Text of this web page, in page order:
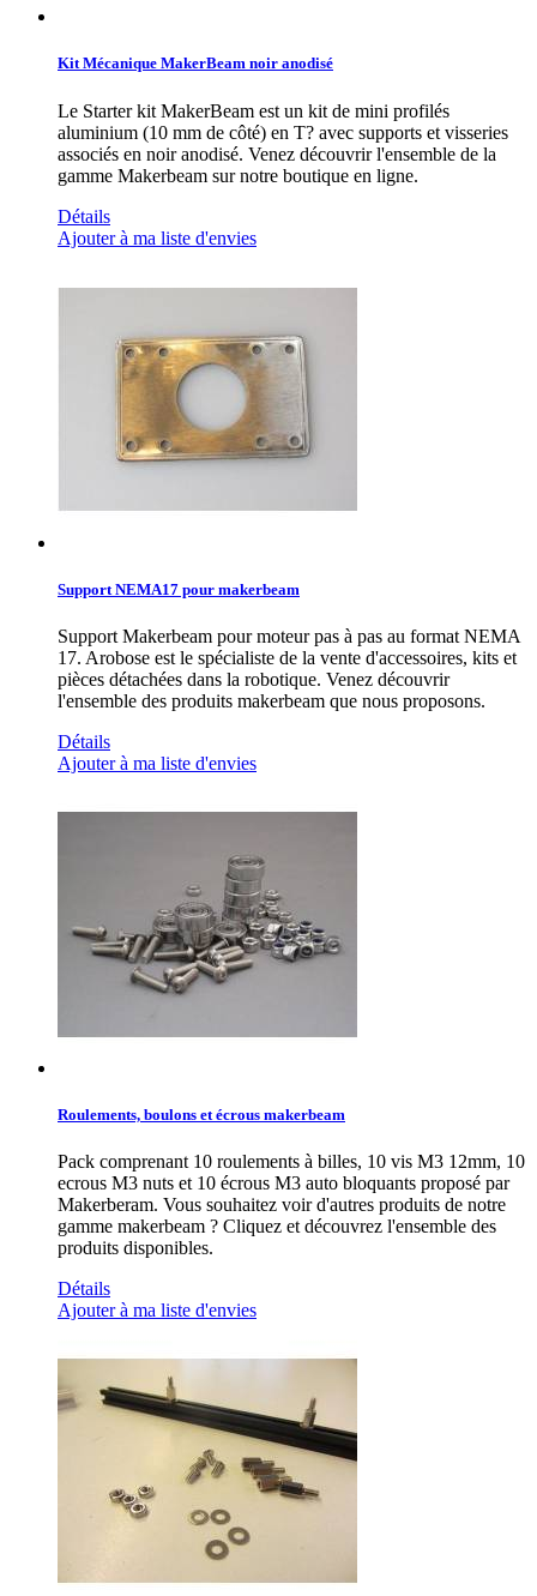
Kit Mécanique MakerBeam noir anodisé
Le Starter kit MakerBeam est un kit de mini profilés
aluminium (10 mm de côté) en T? avec supports et visseries
associés en noir anodisé. Venez découvrir l'ensemble de la
gamme Makerbeam sur notre boutique en ligne.
Détails
Ajouter à ma liste d'envies
Support NEMA17 pour makerbeam
Support Makerbeam pour moteur pas à pas au format NEMA
17. Arobose est le spécialiste de la vente d'accessoires, kits et
pièces détachées dans la robotique. Venez découvrir
l'ensemble des produits makerbeam que nous proposons.
Détails
Ajouter à ma liste d'envies
Roulements, boulons et écrous makerbeam
Pack comprenant 10 roulements à billes, 10 vis M3 12mm, 10
ecrous M3 nuts et 10 écrous M3 auto bloquants proposé par
Makerberam. Vous souhaitez voir d'autres produits de notre
gamme makerbeam ? Cliquez et découvrez l'ensemble des
produits disponibles.
Détails
Ajouter à ma liste d'envies